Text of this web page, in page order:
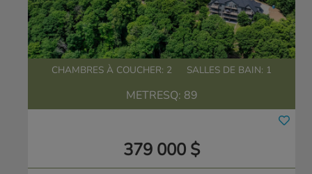
CHAMBRES À COUCHER: 2 SALLES DE BAIN: 1
METRESQ: 89
379 000 $